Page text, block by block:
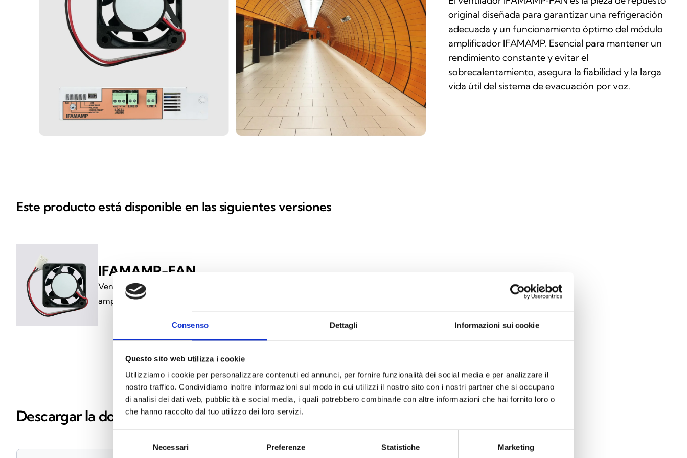
Consenso Dettagli Informazioni sui cookie
Questo sito web utilizza i cookie
Utilizziamo i cookie per personalizzare contenuti ed annunci, per fornire funzionalità dei social media e per analizzare il
nostro traffico. Condividiamo inoltre informazioni sul modo in cui utilizzi il nostro sito con i nostri partner che si occupano
di analisi dei dati web, pubblicità e social media, i quali potrebbero combinarle con altre informazioni che hai fornito loro o
che hanno raccolto dal tuo utilizzo dei loro servizi.
del
Necessari Preferenze Statistiche Marketing
original diseñada para garantizar una refrigeración
adecuada y un funcionamiento óptimo del módulo
amplificador IFAMAMP. Esencial para mantener un
rendimiento constante y evitar el
sobrecalentamiento, asegura la fiabilidad y la larga
vida útil del sistema de evacuación por voz.
Este producto está disponible en las siguientes versiones
IFAMAMP-FAN
Ventilador de repuesto IFAMAMP-FAN para módulo
amplificador IFAMAMP
DOCUMENTACIÓN
Descargar la documentación